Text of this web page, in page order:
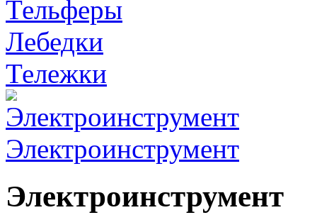
Тельферы
Лебедки
Тележки
Электроинструмент
Электроинструмент